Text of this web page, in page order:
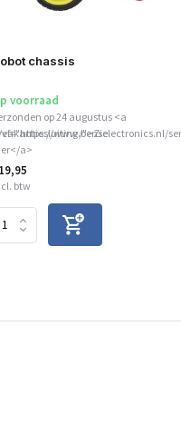
vakantiesluiting/">Zie
chassis
voorraad
op 24 augustus <a
www.benselectronics.nl/
a>
btw